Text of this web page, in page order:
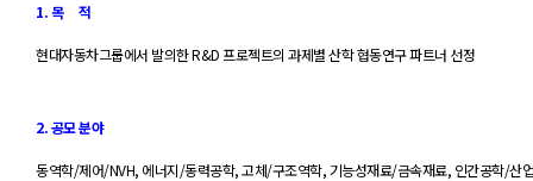
1.목 적
현대자동차그룹에서 발의한R&D 프로젝트의 과제별 산학 협동연구 파트너 선정
2.공모 분야
동역학/제어/NVH, 에너지/동력공학,고체/구조역학,기능성재료/금속재료, 인간공학/산